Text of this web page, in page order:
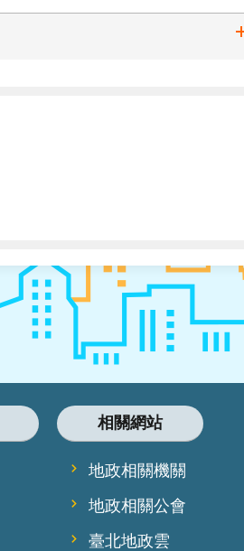
相關網站
地政相關機關
地政相關公會
臺北地政雲